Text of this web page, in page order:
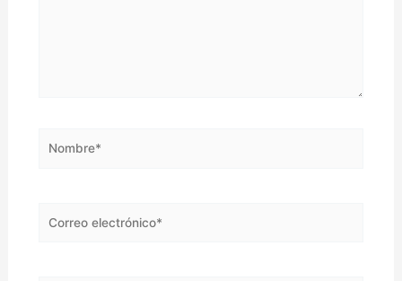
electrónico*